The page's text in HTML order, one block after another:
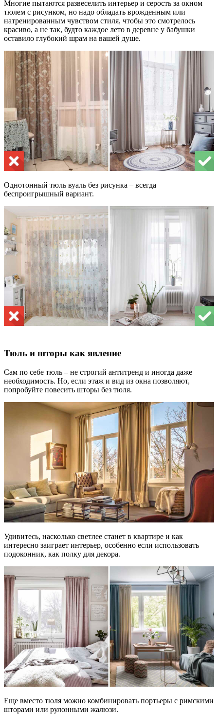
Многие пытаются развеселить интерьер и серость за окном
тюлем с рисунком, но надо обладать врожденным или
натренированным чувством стиля, чтобы это смотрелось
красиво, а не так, будто каждое лето в деревне у бабушки
оставило глубокий шрам на вашей душе.
Однотонный тюль вуаль без рисунка – всегда
беспроигрышный вариант.
Тюль и шторы как явление
Сам по себе тюль – не строгий антитренд и иногда даже
необходимость. Но, если этаж и вид из окна позволяют,
попробуйте повесить шторы без тюля.
Удивитесь, насколько светлее станет в квартире и как
интересно заиграет интерьер, особенно если использовать
подоконник, как полку для декора.
Еще вместо тюля можно комбинировать портьеры с римскими
шторами или рулонными жалюзи.